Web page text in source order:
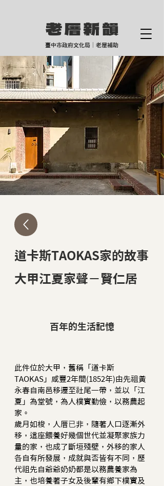
老厝新韻
臺中市政府文化局｜老屋補助
道卡斯TAOKAS家的故事
大甲江夏家聲－賢仁居
百年的生活記憶
此件位於大甲，舊稱「道卡斯
TAOKAS」咸豐2年間(1852年)由先祖黃
永春自南邑移遷至社尾一帶，並以「江
夏」為堂號，為人樸實勤儉，以務農起
家。
歲月如梭，人厝 已非，隨著人口逐漸外
移，這座餵養好幾個世代並凝聚家族力
量的家，也成了斷垣殘壁，外移的家人
各自有所發展，成就與否皆有不同，歷
代祖先自爺爺奶奶都是以務農養家為
主，也培養著子女及後輩有鄉下樸實及